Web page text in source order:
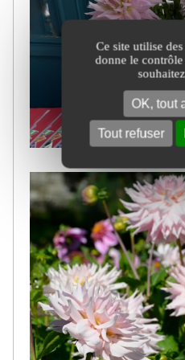
Ce site utilise
donne le
OK, tout
Tout refuser